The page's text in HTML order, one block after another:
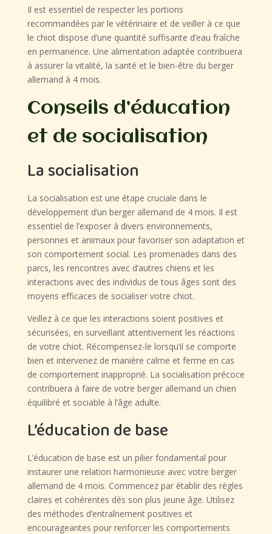
Il est essentiel de respecter les portions
recommandées par le vétérinaire et de veiller à ce que
le chiot dispose d’une quantité suffisante d’eau fraîche
en permanence. Une alimentation adaptée contribuera
à assurer la vitalité, la santé et le bien-être du berger
allemand à 4 mois.
Conseils d’éducation
et de socialisation
La socialisation
La socialisation est une étape cruciale dans le
développement d’un berger allemand de 4 mois. Il est
essentiel de l’exposer à divers environnements,
personnes et animaux pour favoriser son adaptation et
son comportement social. Les promenades dans des
parcs, les rencontres avec d’autres chiens et les
interactions avec des individus de tous âges sont des
moyens efficaces de socialiser votre chiot.
Veillez à ce que les interactions soient positives et
sécurisées, en surveillant attentivement les réactions
de votre chiot. Récompensez-le lorsqu’il se comporte
bien et intervenez de manière calme et ferme en cas
de comportement inapproprié. La socialisation précoce
contribuera à faire de votre berger allemand un chien
équilibré et sociable à l’âge adulte.
L’éducation de base
L’éducation de base est un pilier fondamental pour
instaurer une relation harmonieuse avec votre berger
allemand de 4 mois. Commencez par établir des règles
claires et cohérentes dès son plus jeune âge. Utilisez
des méthodes d’entraînement positives et
encourageantes pour renforcer les comportements